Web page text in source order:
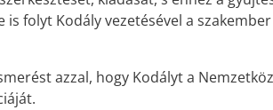
folyt Kodály vezetésével a
azzal, hogy Kodályt a